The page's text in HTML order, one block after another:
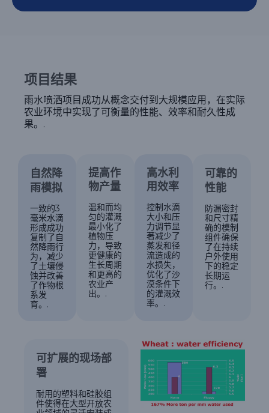
项目结果
雨水喷洒项目成功从概念交付到大规模应用，在实际
农业环境中实现了可衡量的性能、效率和耐久性成
果。.
自然降
雨模拟
一致的3
毫米水滴
形成成功
复制了自
然降雨行
为，减少
了土壤侵
蚀并改善
了作物根
系发
育。.
提高作
物产量
温和而均
匀的灌溉
最小化了
植物压
力，导致
更健康的
生长周期
和更高的
农业产
出。.
高水利
用效率
控制水滴
大小和压
力调节显
著减少了
蒸发和径
流造成的
水损失，
优化了沙
漠条件下
的灌溉效
率。.
可靠的
性能
防漏密封
和尺寸精
确的模制
组件确保
了在持续
户外使用
下的稳定
长期运
行。.
可扩展的现场部
署
耐用的塑料和硅胶组
件使得在大型开放农